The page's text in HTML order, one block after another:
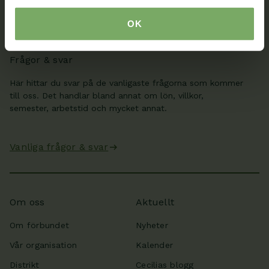
OK
Frågor & svar
Här hittar du svar på de vanligaste frågorna som kommer
till oss. Det handlar bland annat om lön, villkor,
semester, arbetstid och mycket annat.
Vanliga frågor & svar
Om oss
Om förbundet
Vår organisation
Distrikt
Aktuellt
Nyheter
Kalender
Cecilias blogg